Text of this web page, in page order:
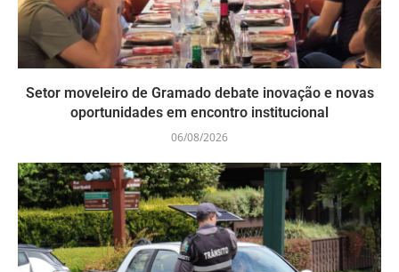
Setor moveleiro de Gramado debate inovação e novas
oportunidades em encontro institucional
06/08/2026